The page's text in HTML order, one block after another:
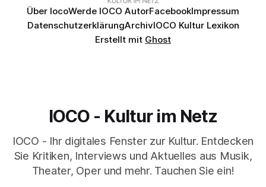
Über IocoWerde IOCO AutorFacebookImpressum
DatenschutzerklärungArchivIOCO Kultur Lexikon
Erstellt mit Ghost
IOCO - Kultur im Netz
IOCO - Ihr digitales Fenster zur Kultur. Entdecken
Sie Kritiken, Interviews und Aktuelles aus Musik,
Theater, Oper und mehr. Tauchen Sie ein!